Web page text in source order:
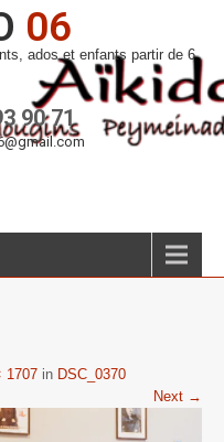
06
ados et enfants partir de 6
90 71
1707 in DSC_0370
Next →